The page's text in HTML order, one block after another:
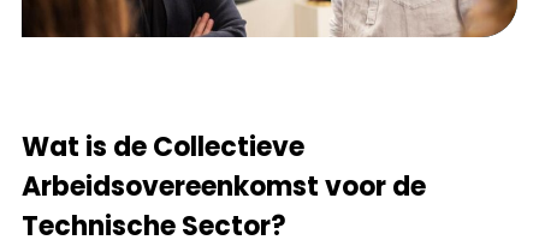
Wat is de Collectieve
Arbeidsovereenkomst voor de
Technische Sector?